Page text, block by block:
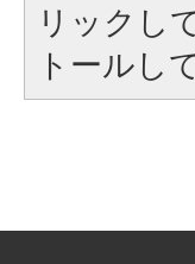
リックし
トールし